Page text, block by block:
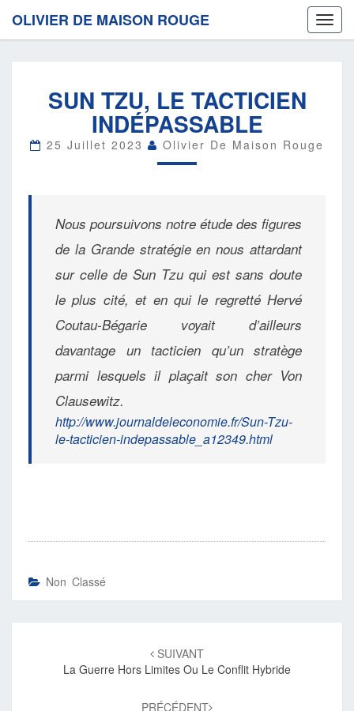
OLIVIER DE MAISON ROUGE
TZU,
LE
TACTICIEN
INDÉPASSABLE
SUN TZU, LE TACTICIEN
INDÉPASSABLE
25 Juillet 2023 Olivier De Maison Rouge
Nous poursuivons notre étude des figures
de la Grande stratégie en nous attardant
sur celle de Sun Tzu qui est sans doute
le plus cité, et en qui le regretté Hervé
Coutau-Bégarie voyait d’ailleurs
davantage un tacticien qu’un stratège
parmi lesquels il plaçait son cher Von
Clausewitz.
http://www.journaldeleconomie.fr/Sun-Tzu-
le-tacticien-indepassable_a12349.html
Non Classé
d'article
SUIVANT
La Guerre Hors Limites Ou Le Conflit Hybride
PRÉCÉDENT